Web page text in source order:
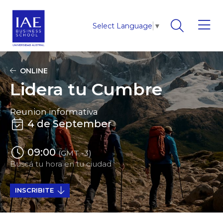
Select Language ▼
ONLINE
Lidera tu Cumbre
Reunion informativa
4 de September
09:00(GMT -3)
Buscá tu hora en tu ciudad
INSCRIBITE